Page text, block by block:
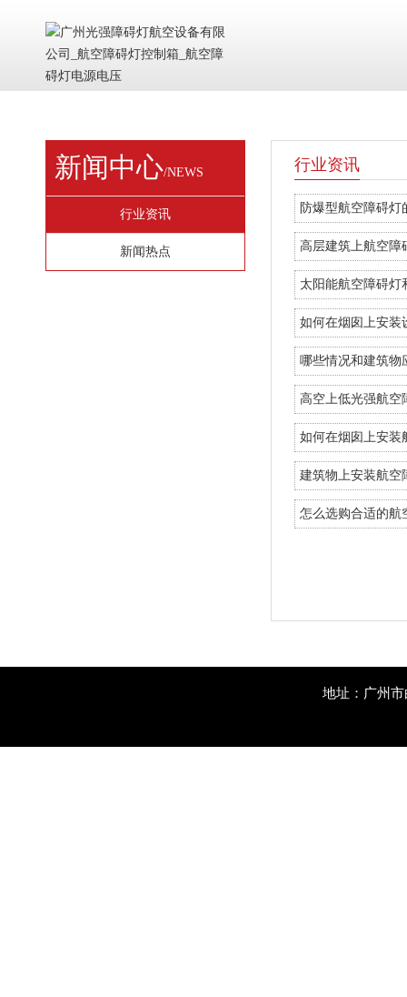
新闻中心/NEWS
行业资讯
新闻热点
行业资讯
防爆型航空障碍
高层建筑上航空障
太阳能航空障碍灯
如何在烟囱上安装
哪些情况和建筑物
高空上低光强航空
如何在烟囱上安装
建筑物上安装航空
怎么选购合适的航
地址：广州